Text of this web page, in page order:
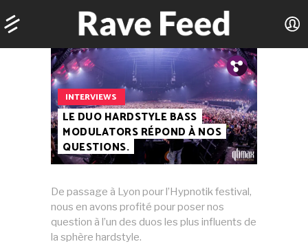
Fb.
Tw.
INTERVIEWS
LE DUO HARDSTYLE BASS
MODULATORS RÉPOND À NOS
QUESTIONS.
De passage à Lyon pour l’Hypnotik festival,
nous en avons profité pour poser nos
question à l’un des duos les plus influents de
la sphère hardstyle.